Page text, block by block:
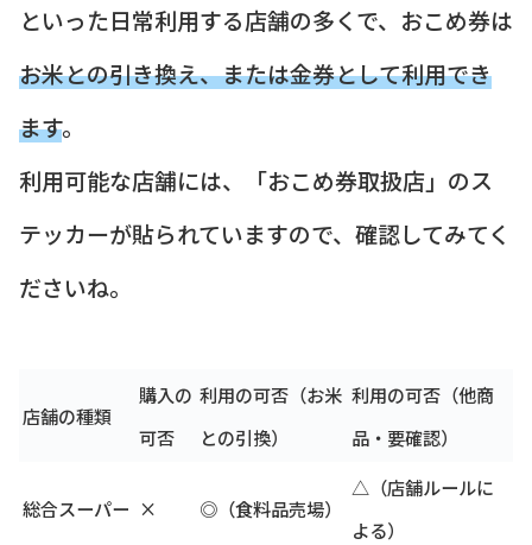
といった日常利用する店舗の多くで、おこめ券は
お米との引き換え、または金券として利用でき
ます。
利用可能な店舗には、「おこめ券取扱店」のス
テッカーが貼られていますので、確認してみてく
ださいね。
店舗の種類
購入の
可否
利用の可否（お米
との引換）
利用の可否（他商
品・要確認）
総合スーパー × ◎（食料品売場）
△（店舗ルールに
よる）